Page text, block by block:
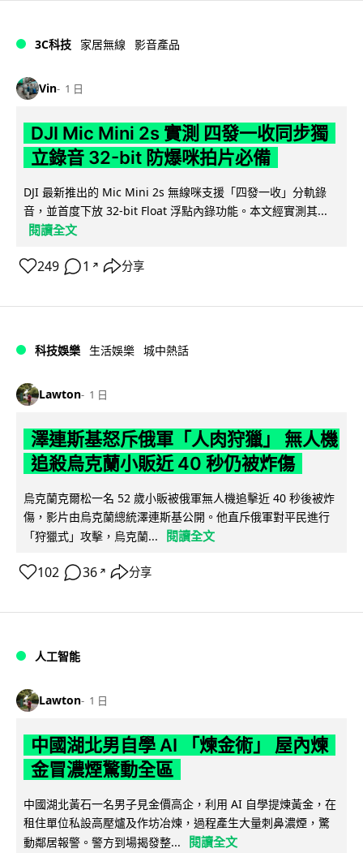
3C科技 家居無線 影音產品
Vin 1 日
DJI Mic Mini 2s 實測 四發一收同步獨
立錄音 32-bit 防爆咪拍片必備
DJI 最新推出的 Mic Mini 2s 無線咪支援「四發一收」分軌錄
音，並首度下放 32-bit Float 浮點內錄功能。本文經實測其...
閱讀全文
249 1 ↗ 分享
科技娛樂 生活娛樂 城中熱話
Lawton 1 日
澤連斯基怒斥俄軍「人肉狩獵」 無人機
追殺烏克蘭小販近 40 秒仍被炸傷
烏克蘭克爾松一名 52 歲小販被俄軍無人機追擊近 40 秒後被炸
傷，影片由烏克蘭總統澤連斯基公開。他直斥俄軍對平民進行
「狩獵式」攻擊，烏克蘭...
閱讀全文
102 36 ↗ 分享
人工智能
Lawton 1 日
中國湖北男自學 AI 「煉金術」 屋內煉
金冒濃煙驚動全區
中國湖北黃石一名男子見金價高企，利用 AI 自學提煉黃金，在
租住單位私設高壓爐及作坊冶煉，過程產生大量刺鼻濃煙，驚
動鄰居報警。警方到場揭發整...
閱讀全文